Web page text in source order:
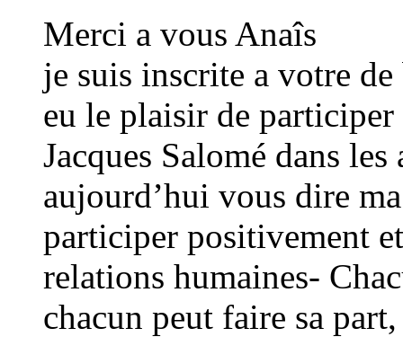
Merci a vous Anaîs
je suis inscrite a votre
eu le plaisir de
Jacques Salomé dans
aujourd’hui vous dire
participer positivement
relations humaines-
chacun peut faire sa